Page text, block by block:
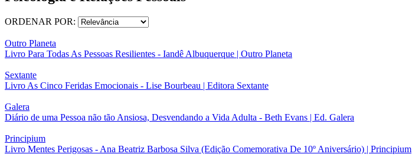
ORDENAR POR:
Outro Planeta
Livro Para Todas As Pessoas Resilientes - Iandê Albuquerque | Outro Planeta
Sextante
Livro As Cinco Feridas Emocionais - Lise Bourbeau | Editora Sextante
Galera
Diário de uma Pessoa não tão Ansiosa, Desvendando a Vida Adulta - Beth Evans | Ed. Galera
Principium
Livro Mentes Perigosas - Ana Beatriz Barbosa Silva (Edição Comemorativa De 10º Aniversário) | Principium